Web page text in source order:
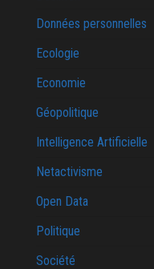
Données personnelles
Ecologie
Economie
Géopolitique
Intelligence Artificielle
Netactivisme
Open Data
Politique
Société